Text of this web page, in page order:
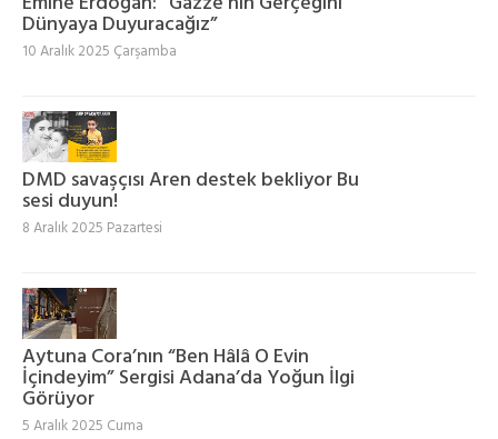
Dünyaya Duyuracağız”
10 Aralık 2025 Çarşamba
DMD savaşçısı Aren destek bekliyor Bu
sesi duyun!
8 Aralık 2025 Pazartesi
Aytuna Cora’nın “Ben Hâlâ O Evin
İçindeyim” Sergisi Adana’da Yoğun İlgi
Görüyor
5 Aralık 2025 Cuma